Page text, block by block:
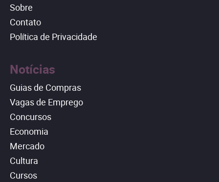
Sobre
Contato
Política de Privacidade
Notícias
Guias de Compras
Vagas de Emprego
Concursos
Economia
Mercado
Cultura
Cursos